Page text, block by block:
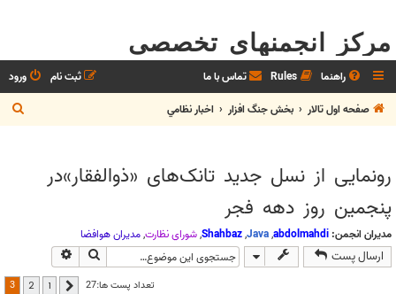
مرکز انجمنهای تخصصی
راهنما Rules تماس با ما ورود
ثبت نام
صفحه اول تالار
بخش جنگ افزار اخبار نظامي
س
رونمایی از نسل جدید تانک‌های «ذوالفقار»در
پنجمین روز دهه فجر
مدیران انجمن: abdolmahdi
,
Java
,
Shahbaz
,شوراي نظارت,مديران هوافضا
ارسال پست جستجو
تعداد پست ها:27 قبلی 1
2
3